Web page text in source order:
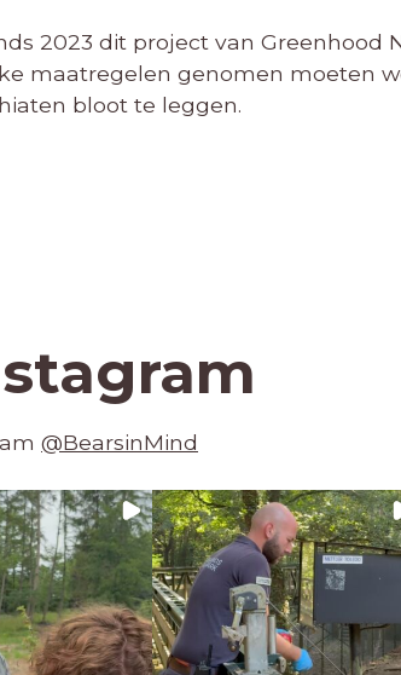
2023 dit project van Greenhood
maatregelen genomen moeten
bloot te leggen.
@BearsinMind